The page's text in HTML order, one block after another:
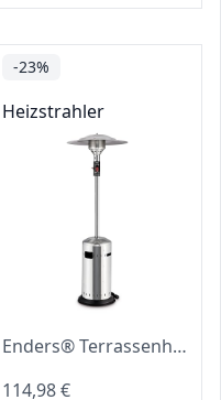
-23%
Heizstrahler
Enders® Terrassenheizer Elegance Eco Green 2.0, 6kW, 50mbar #5351
114,98 €